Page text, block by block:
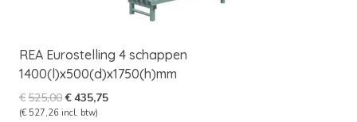
REA Eurostelling 4 schappen
1400(l)x500(d)x1750(h)mm
€525,00Oorspronkelijke
prijs
€435,75Huidige
(€ 527,26 incl. btw)